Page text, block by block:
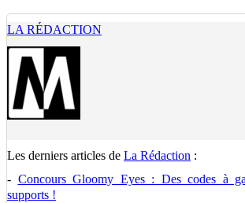
LA RÉDACTION
Les derniers articles de La Rédaction :
- Concours Gloomy Eyes : Des codes à
supports !